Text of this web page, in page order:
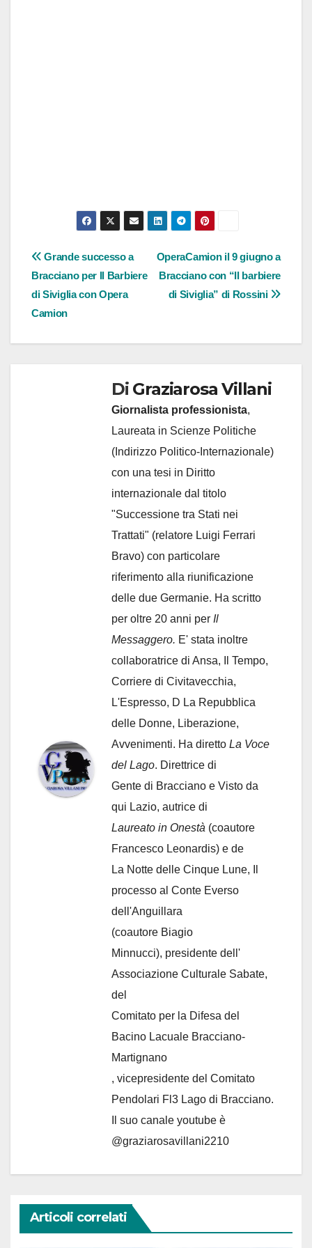
Navigazione
articoli
OperaCamion il 9 giugno a
Bracciano con “Il barbiere
di Siviglia” di Rossini
Grande successo a
Bracciano per Il Barbiere
di Siviglia con Opera
Camion
Di Graziarosa Villani
Giornalista professionista,
Laureata in Scienze Politiche
(Indirizzo Politico-Internazionale)
con una tesi in Diritto
internazionale dal titolo
"Successione tra Stati nei
Trattati" (relatore Luigi Ferrari
Bravo) con particolare
riferimento alla riunificazione
delle due Germanie. Ha scritto
per oltre 20 anni per Il
Messaggero. E' stata inoltre
collaboratrice di Ansa, Il Tempo,
Corriere di Civitavecchia,
L'Espresso, D La Repubblica
delle Donne, Liberazione,
Avvenimenti. Ha diretto La Voce
del Lago. Direttrice di
Gente di Bracciano e Visto da
qui Lazio, autrice di
Laureato in Onestà (coautore
Francesco Leonardis) e de
La Notte delle Cinque Lune, Il
processo al Conte Everso
dell'Anguillara
(coautore Biagio
Minnucci), presidente dell'
Associazione Culturale Sabate,
del
Comitato per la Difesa del
Bacino Lacuale Bracciano-
Martignano
, vicepresidente del Comitato
Pendolari Fl3 Lago di Bracciano.
Il suo canale youtube è
@graziarosavillani2210
Articoli correlati